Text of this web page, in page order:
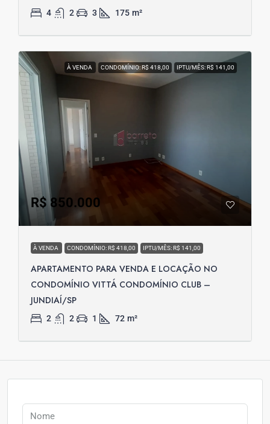
4 2 3 175 m²
À VENDA CONDOMÍNIO: R$ 418,00 IPTU/MÊS: R$ 141,00
R$ 850.000
À VENDA CONDOMÍNIO: R$ 418,00 IPTU/MÊS: R$ 141,00
APARTAMENTO PARA VENDA E LOCAÇÃO NO
CONDOMÍNIO VITTÁ CONDOMÍNIO CLUB –
JUNDIAÍ/SP
2 2 1 72 m²